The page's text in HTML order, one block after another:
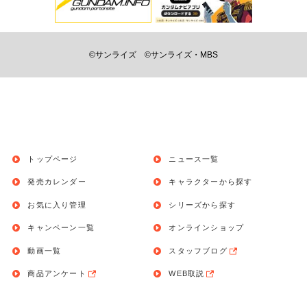
©サンライズ ©サンライズ・MBS
トップページ
発売カレンダー
お気に入り管理
ニュース一覧
キャラクターから探す
シリーズから探す
キャンペーン一覧
動画一覧
商品アンケート
オンラインショップ
スタッフブログ
WEB取説